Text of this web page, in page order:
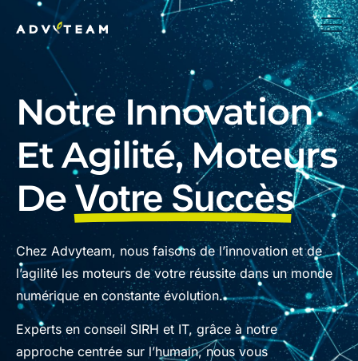
Notre Innovation
Et Agilité, Moteurs
De Votre Succès
Chez Advyteam, nous faisons de l’innovation et de
l’agilité les moteurs de votre réussite dans un monde
numérique en constante évolution.
Experts en conseil SIRH et IT, grâce à notre
approche centrée sur l’humain, nous vous